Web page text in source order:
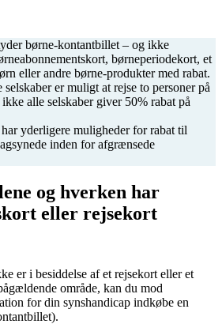
børne-kontantbillet – og ikke
børneperiodekort, et
eller andre børne-produkter med rabat.
er muligt at rejse to personer på
alle selskaber giver 50% rabat på
yderligere muligheder for rabat til
inden for afgrænsede
og hverken har
eller rejsekort
er i besiddelse af et rejsekort eller et
område, kan du mod
for din synshandicap indkøbe en